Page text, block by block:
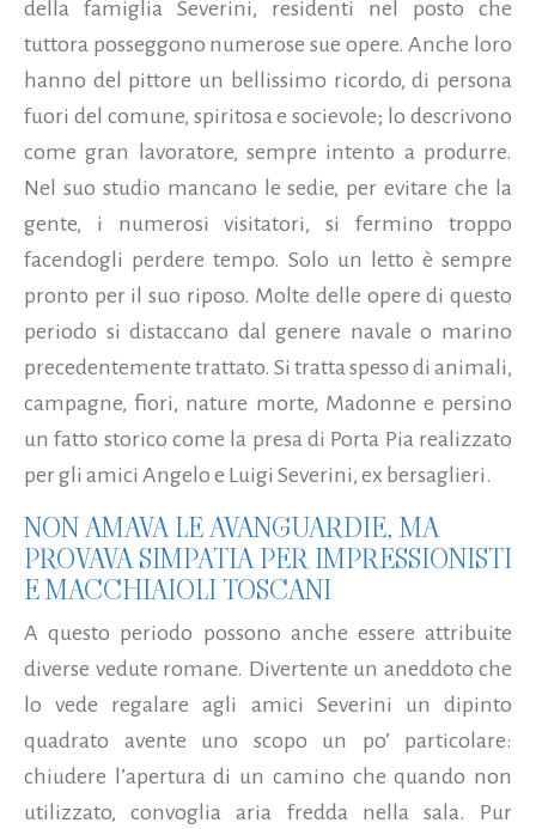
della famiglia Severini, residenti nel posto che
tuttora posseggono numerose sue opere. Anche loro
hanno del pittore un bellissimo ricordo, di persona
fuori del comune, spiritosa e socievole; lo descrivono
come gran lavoratore, sempre intento a produrre.
Nel suo studio mancano le sedie, per evitare che la
gente, i numerosi visitatori, si fermino troppo
facendogli perdere tempo. Solo un letto è sempre
pronto per il suo riposo. Molte delle opere di questo
periodo si distaccano dal genere navale o marino
precedentemente trattato. Si tratta spesso di animali,
campagne, fiori, nature morte, Madonne e persino
un fatto storico come la presa di Porta Pia realizzato
per gli amici Angelo e Luigi Severini, ex bersaglieri.
NON AMAVA LE AVANGUARDIE, MA
PROVAVA SIMPATIA PER IMPRESSIONISTI
E MACCHIAIOLI TOSCANI
A questo periodo possono anche essere attribuite
diverse vedute romane. Divertente un aneddoto che
lo vede regalare agli amici Severini un dipinto
quadrato avente uno scopo un po’ particolare:
chiudere l’apertura di un camino che quando non
utilizzato, convoglia aria fredda nella sala. Pur